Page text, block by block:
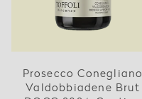
Prosecco Conegliano
Valdobbiadene Brut